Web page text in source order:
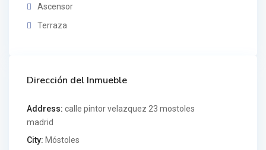
Ascensor
Terraza
Dirección del Inmueble
Address: calle pintor velazquez 23 mostoles
madrid
City: Móstoles